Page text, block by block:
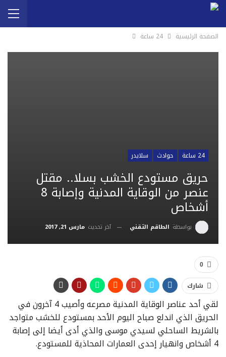
الصفحة الرئيسية 24 ساعة
24 ساعة حوادث سلايدر
حريق مستودع الخشب بسلا.. مقتل
عنصر من الوقاية المدنية وإصابة 8
أشخاص
بواسطة الطاقم التقني آخر تحديث مارس 21, 2017
0
شارك
لقي أحد عناصر الوقاية المدنية مصرعه وأصيب 4 آخرون في
الحريق الذي اندلع صباح اليوم الأحد بمستودع للخشب متواجد
بالشريط الساحلي لسيدي موسى والذي أدى أيضا إلى إصابة
4 أشخاص وانهيار إحدى العمارات المحاذية للمستودع.